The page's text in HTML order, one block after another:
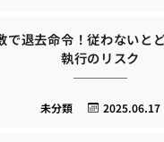
で退去命令！従わないと
執行のリスク
2025.06.17
未分類